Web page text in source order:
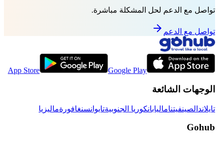
تواصل مع الدعم لحل المشكلة مباشرة.
تواصل مع الدعم
App Store Google Play
الوجهات الشائعة
تايلاند الصينفيتناماليابانكوريا الجنوبيةتايوانسنغافورةماليزيا
Gohub